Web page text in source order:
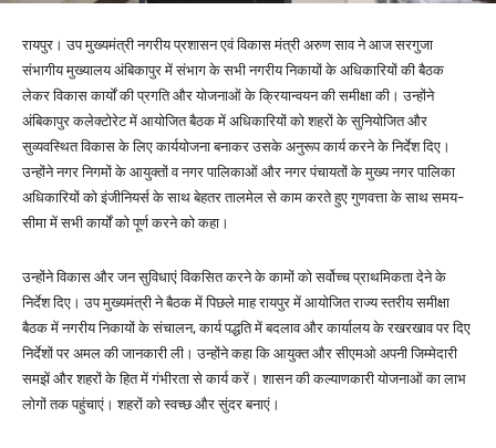
रायपुर। उप मुख्यमंत्री नगरीय प्रशासन एवं विकास मंत्री अरुण साव ने आज सरगुजा
संभागीय मुख्यालय अंबिकापुर में संभाग के सभी नगरीय निकायों के अधिकारियों की बैठक
लेकर विकास कार्यों की प्रगति और योजनाओं के क्रियान्वयन की समीक्षा की। उन्होंने
अंबिकापुर कलेक्टोरेट में आयोजित बैठक में अधिकारियों को शहरों के सुनियोजित और
सुव्यवस्थित विकास के लिए कार्ययोजना बनाकर उसके अनुरूप कार्य करने के निर्देश दिए।
उन्होंने नगर निगमों के आयुक्तों व नगर पालिकाओं और नगर पंचायतों के मुख्य नगर पालिका
अधिकारियों को इंजीनियर्स के साथ बेहतर तालमेल से काम करते हुए गुणवत्ता के साथ समय-
सीमा में सभी कार्यों को पूर्ण करने को कहा।
उन्होंने विकास और जन सुविधाएं विकसित करने के कामों को सर्वोच्च प्राथमिकता देने के
निर्देश दिए। उप मुख्यमंत्री ने बैठक में पिछले माह रायपुर में आयोजित राज्य स्तरीय समीक्षा
बैठक में नगरीय निकायों के संचालन, कार्य पद्धति में बदलाव और कार्यालय के रखरखाव पर दिए
निर्देशों पर अमल की जानकारी ली। उन्होंने कहा कि आयुक्त और सीएमओ अपनी जिम्मेदारी
समझें और शहरों के हित में गंभीरता से कार्य करें। शासन की कल्याणकारी योजनाओं का लाभ
लोगों तक पहुंचाएं। शहरों को स्वच्छ और सुंदर बनाएं।